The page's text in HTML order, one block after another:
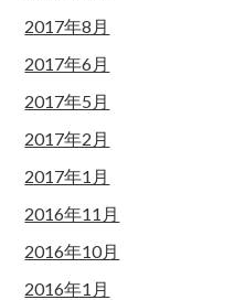
2017年8月
2017年6月
2017年5月
2017年2月
2017年1月
2016年11月
2016年10月
2016年1月